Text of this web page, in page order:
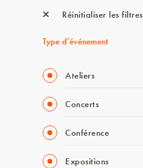
Réinitialiser les filtres
Type d’événement
Ateliers
Concerts
Conférence
Expositions